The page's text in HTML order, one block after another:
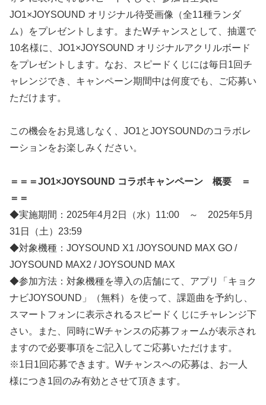
JO1×JOYSOUND オリジナル待受画像（全11種ランダ
ム）をプレゼントします。またWチャンスとして、抽選で
10名様に、JO1×JOYSOUND オリジナルアクリルボード
をプレゼントします。なお、スピードくじには毎日1回チ
ャレンジでき、キャンペーン期間中は何度でも、ご応募い
ただけます。
この機会をお見逃しなく、JO1とJOYSOUNDのコラボレ
ーションをお楽しみください。
＝＝＝JO1×JOYSOUND コラボキャンペーン 概要 ＝
＝＝
◆実施期間：2025年4月2日（水）11:00 ～ 2025年5月
31日（土）23:59
◆対象機種：JOYSOUND X1 /JOYSOUND MAX GO /
JOYSOUND MAX2 / JOYSOUND MAX
◆参加方法：対象機種を導入の店舗にて、アプリ「キョク
ナビJOYSOUND」（無料）を使って、課題曲を予約し、
スマートフォンに表示されるスピードくじにチャレンジ下
さい。また、同時にWチャンスの応募フォームが表示され
ますので必要事項をご記入してご応募いただけます。
※1日1回応募できます。Wチャンスへの応募は、お一人
様につき1回のみ有効とさせて頂きます。